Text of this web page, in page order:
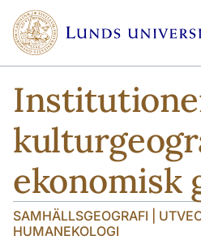
Hoppa till huvudinnehåll
Hoppa till huvudinnehåll
ekonomisk
SAMHÄLLSGEOGRAFI |
HUMANEKOLOGI